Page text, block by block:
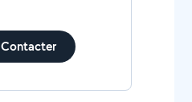
Contacter